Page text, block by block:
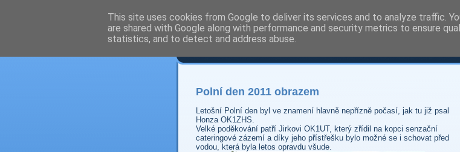
Prdec - Pardubice Hradec
Polní den 2011 obrazem
Letošní Polní den byl ve znamení hlavně nepřízně počasí, jak tu již psal
Honza OK1ZHS.
Velké poděkování patří Jirkovi OK1UT, který zřídil na kopci senzační
cateringové zázemí a díky jeho přístřešku bylo možné se i schovat před
vodou, která byla letos opravdu všude.
This site uses cookies from Google to deliver its services and to analyze traffic.
are shared with Google along with performance and security metrics to ensure
statistics, and to detect and address abuse.